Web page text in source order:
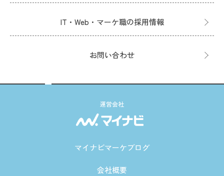
IT・Web・マーケ職の採用情報
お問い合わせ
運営会社
マイナビマーケブログ
会社概要